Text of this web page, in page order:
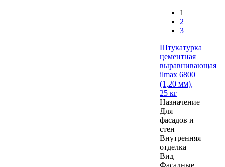
1
2
3
Штукатурка
цементная
выравнивающая
ilmax 6800
(1,20 мм),
25 кг
Назначение
Для
фасадов и
стен
Внутренняя
отделка
Вид
Фасадные